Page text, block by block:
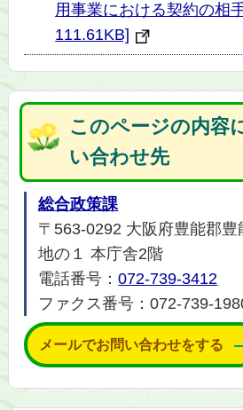
用事業における契約の相
111.61KB]
このページの内容
い合わせ先
総合政策課
〒563-0292 大阪府豊能郡
地の１ 本庁舎2階
電話番号：072-739-3412
ファクス番号：072-739-
メールでお問い合わせをする